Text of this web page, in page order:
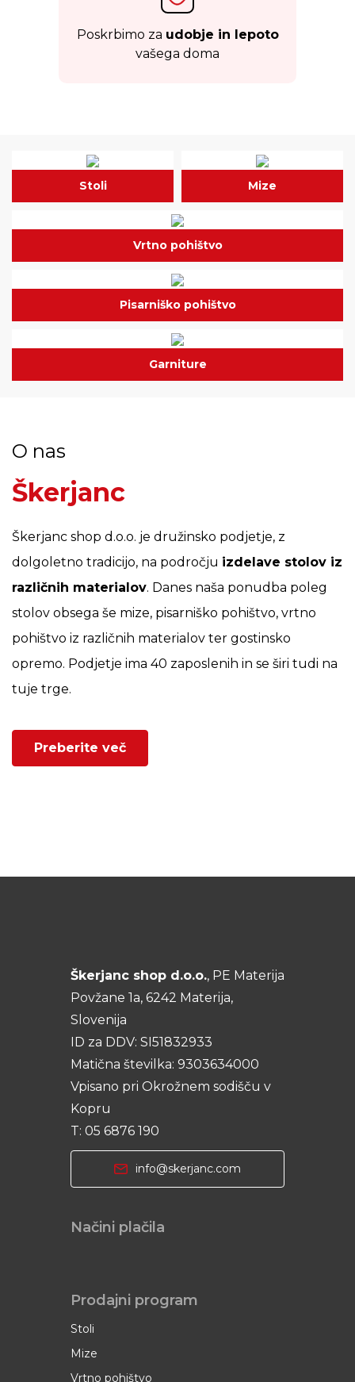
Poskrbimo za udobje in lepoto
vašega doma
Stoli Mize
Vrtno pohištvo
Pisarniško pohištvo
Garniture
O nas
Škerjanc
Škerjanc shop d.o.o. je družinsko podjetje, z
dolgoletno tradicijo, na področju izdelave stolov iz
različnih materialov. Danes naša ponudba poleg
stolov obsega še mize, pisarniško pohištvo, vrtno
pohištvo iz različnih materialov ter gostinsko
opremo. Podjetje ima 40 zaposlenih in se širi tudi na
tuje trge.
Preberite več
Škerjanc shop d.o.o., PE Materija
Povžane 1a, 6242 Materija,
Slovenija
ID za DDV: SI51832933
Matična številka: 9303634000
Vpisano pri Okrožnem sodišču v
Kopru
T: 05 6876 190
info@skerjanc.com
Prodajni program
Stoli
Mize
Vrtno pohištvo
Načini plačila